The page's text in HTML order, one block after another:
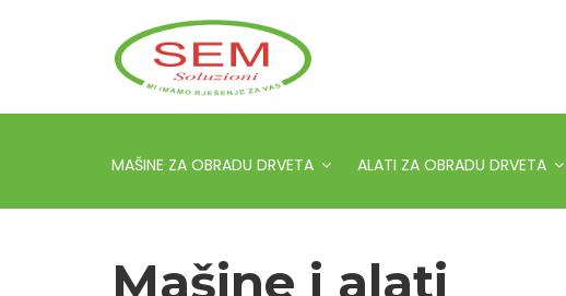
MAŠINE ZA OBRADU DRVETA ALATI ZA OBRADU DRVETA
Mašine i alati